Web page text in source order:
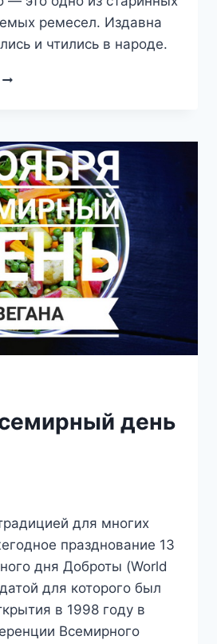
ремесел. Издавна
и чтились в народе.
день
для многих
празднование 13
дня Доброты (World
для которого был
в 1998 году в
Всемирного